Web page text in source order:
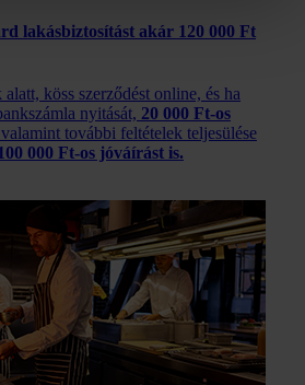
lakásbiztosítást akár 120 000 Ft
köss szerződést online, és ha
nyitását, 20 000 Ft-os
további feltételek teljesülése
000 Ft-os jóváírást is.